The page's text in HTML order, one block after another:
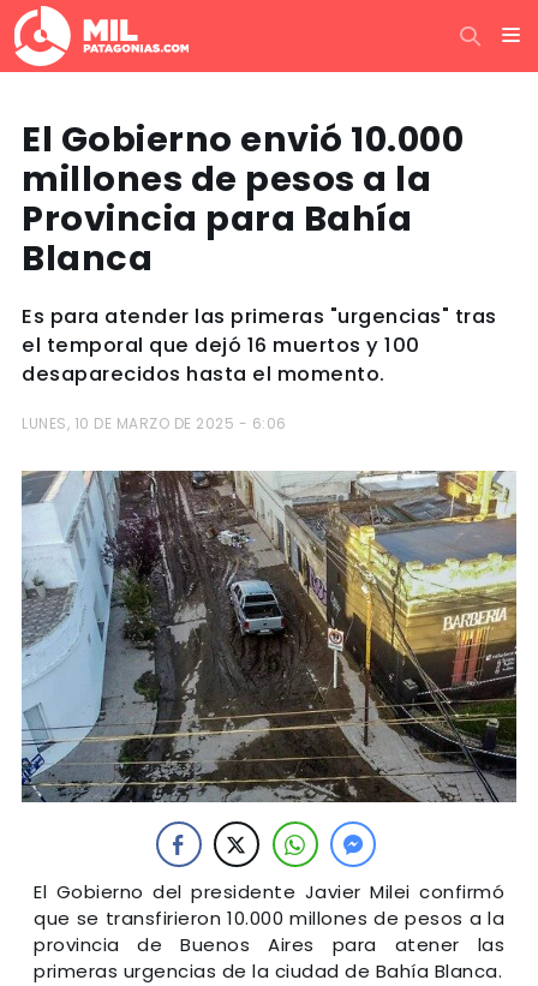
El Gobierno envió 10.000
millones de pesos a la
Provincia para Bahía
Blanca
Es para atender las primeras "urgencias" tras
el temporal que dejó 16 muertos y 100
desaparecidos hasta el momento.
LUNES, 10 DE MARZO DE 2025 - 6:06
El Gobierno del presidente Javier Milei confirmó
que se transfirieron 10.000 millones de pesos a la
provincia de Buenos Aires para atener las
primeras urgencias de la ciudad de Bahía Blanca.